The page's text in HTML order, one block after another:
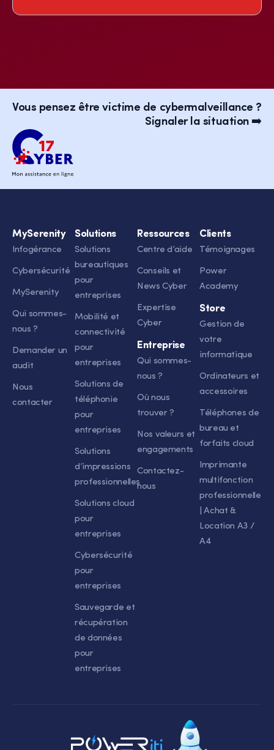
Vous pensez être victime de cybermalveillance ?
Signaler la situation ➡️
MySerenity
Infogérance
Cybersécurité
MySerenity
Qui sommes-
nous ?
Demander un
audit
Nous
contacter
Solutions
Solutions
bureautiques
pour
entreprises
Mobilité et
connectivité
pour
entreprises
Solutions de
téléphonie
pour
entreprises
Solutions
d’impressions
professionnelles
Solutions cloud
pour
entreprises
Cybersécurité
pour
entreprises
Sauvegarde et
récupération
de données
pour
entreprises
Ressources
Centre d’aide
Conseils et
News Cyber
Expertise
Cyber
Entreprise
Qui sommes-
nous ?
Où nous
trouver ?
Nos valeurs et
engagements
Contactez-
nous
Clients
Témoignages
Power
Academy
Store
Gestion de
votre
informatique
Ordinateurs et
accessoires
Téléphones de
bureau et
forfaits cloud
Imprimante
multifonction
professionnelle
| Achat &
Location A3 /
A4